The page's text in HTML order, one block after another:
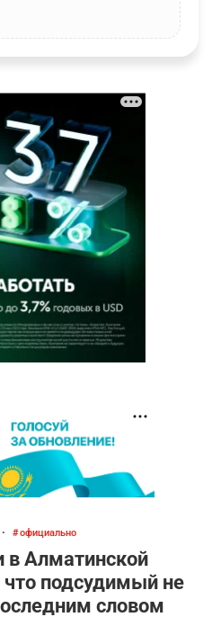
• официально
в Алматинской
что подсудимый не
словом